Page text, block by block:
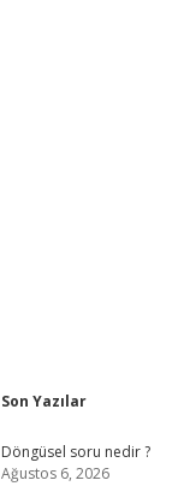
Sidebar
Son Yazılar
Döngüsel soru nedir ?
Ağustos 6, 2026